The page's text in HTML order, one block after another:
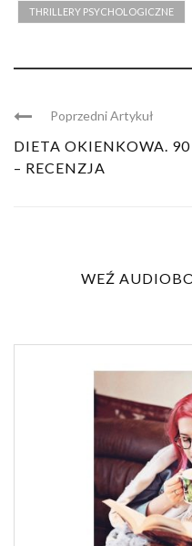
THRILLERY PSYCHOLOGICZNE
Poprzedni Artykuł
DIETA OKIENKOWA.
– RECENZJA
WEŹ